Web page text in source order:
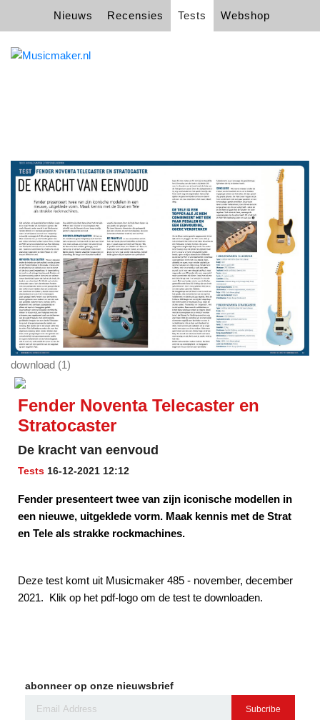
Nieuws Recensies Tests Webshop
download (1)
Fender Noventa Telecaster en
Stratocaster
De kracht van eenvoud
Tests 16-12-2021 12:12
Fender presenteert twee van zijn iconische modellen in
een nieuwe, uitgeklede vorm. Maak kennis met de Strat
en Tele als strakke rockmachines.
Deze test komt uit Musicmaker 485 - november, december
2021. Klik op het pdf-logo om de test te downloaden.
abonneer op onze nieuwsbrief
Subcribe